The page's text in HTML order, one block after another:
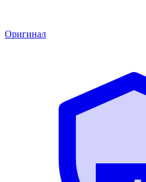
Оригинал